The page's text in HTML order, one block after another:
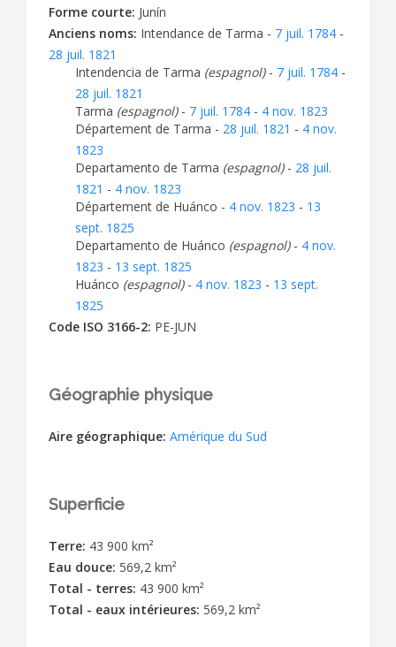
Forme courte: Junín
Anciens noms: Intendance de Tarma - 7 juil. 1784 -
28 juil. 1821
Intendencia de Tarma (espagnol)- 7 juil. 1784 -
28 juil. 1821
Tarma (espagnol)- 7 juil. 1784 - 4 nov. 1823
Département de Tarma - 28 juil. 1821 - 4 nov.
1823
Departamento de Tarma (espagnol)- 28 juil.
1821 - 4 nov. 1823
Département de Huánco - 4 nov. 1823 - 13
sept. 1825
Departamento de Huánco (espagnol)- 4 nov.
1823 - 13 sept. 1825
Huánco (espagnol)- 4 nov. 1823 - 13 sept.
1825
Code ISO 3166-2: PE-JUN
Géographie physique
Aire géographique: Amérique du Sud
Superficie
Terre: 43 900 km²
Eau douce: 569,2 km²
Total - terres: 43 900 km²
Total - eaux intérieures: 569,2 km²